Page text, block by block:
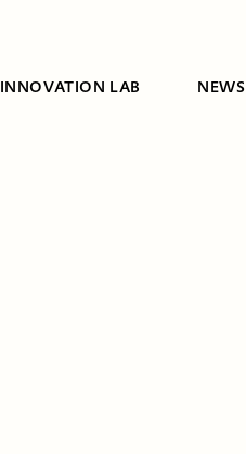
INNOVATION LAB NEWS